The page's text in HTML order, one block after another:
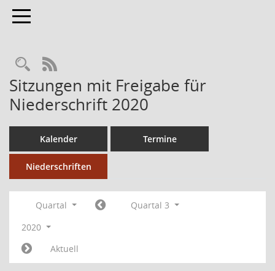
Toggle navigation
RSS-Feed
Sitzungen mit Freigabe für
Niederschrift 2020
Kalender Termine
Niederschriften
Quartal
Quartal 3
2020
Aktuell